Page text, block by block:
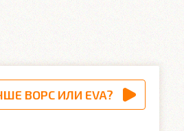
ВОРС ИЛИ EVA?